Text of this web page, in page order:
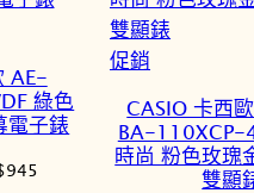
AE-
綠色
電子錶
945目
促銷
商
品
CASIO 卡西
BA-110XCP-
時尚 粉色玫瑰
雙顯